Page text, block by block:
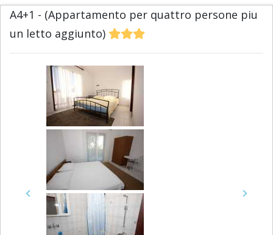
A4+1 - (Appartamento per quattro persone piu
un letto aggiunto)
Previous Next